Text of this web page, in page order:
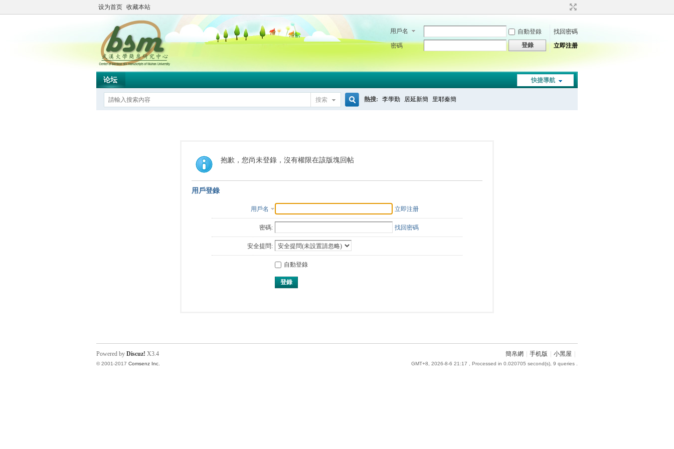
设为首页 收藏本站
用戶名 自動登錄
找回密碼
密碼
登錄 立即注册
快捷導航
论坛
搜索
索
熱搜: 李學勤 居延新簡 里耶秦簡
抱歉，您尚未登錄，沒有權限在該版塊回帖
用戶登錄
用戶名 立即注册
密碼: 找回密碼
安全提問:
自動登錄
登錄
簡帛網 手机版 小黑屋
GMT+8, 2026-8-6 21:17 , Processed in 0.020705 second(s), 9 queries .
Powered by Discuz! X3.4
© 2001-2017 Comsenz Inc.